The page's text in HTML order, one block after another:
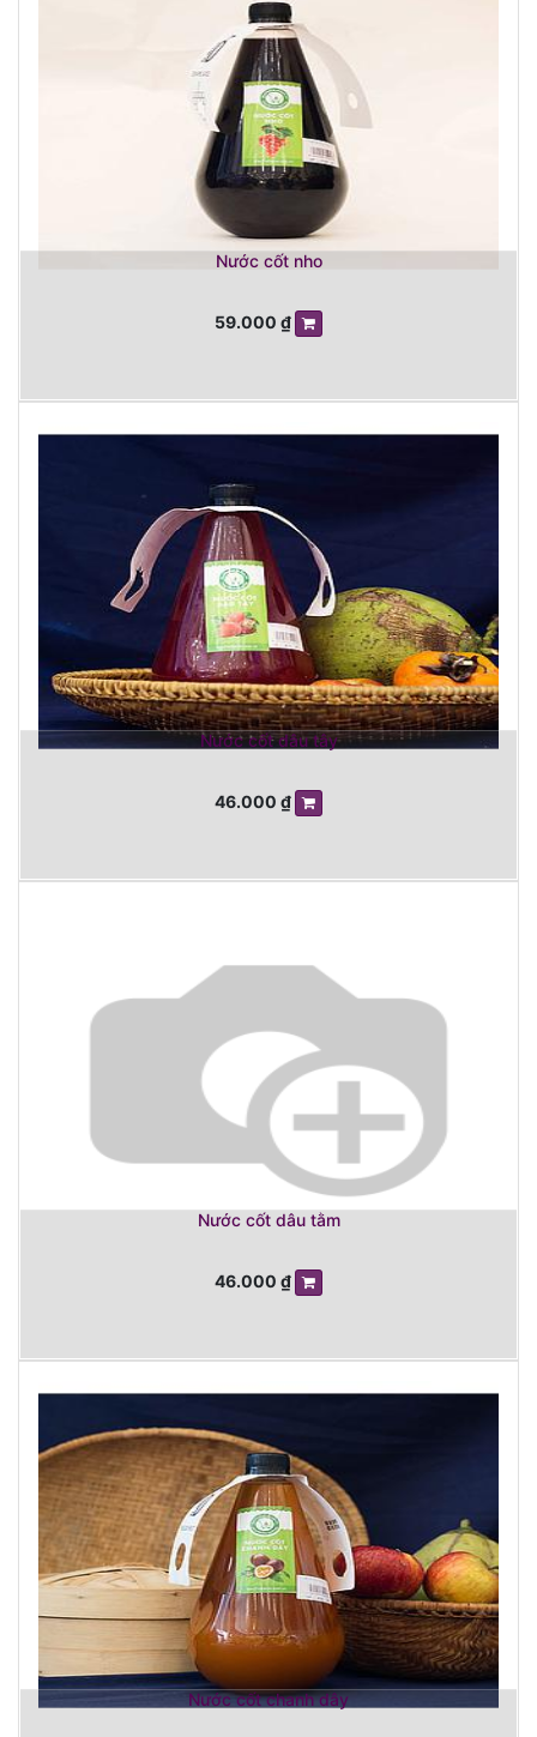
Nước cốt nho
59.000 ₫
Nước cốt dâu tây
46.000 ₫
Nước cốt dâu tằm
46.000 ₫
Nước cốt chanh dây